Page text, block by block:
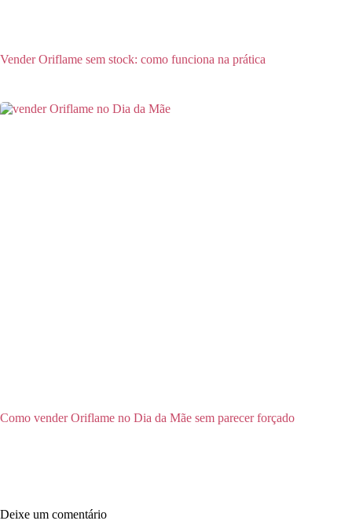
Vender Oriflame sem stock: como funciona na prática
Como vender Oriflame no Dia da Mãe sem parecer forçado
Deixe um comentário